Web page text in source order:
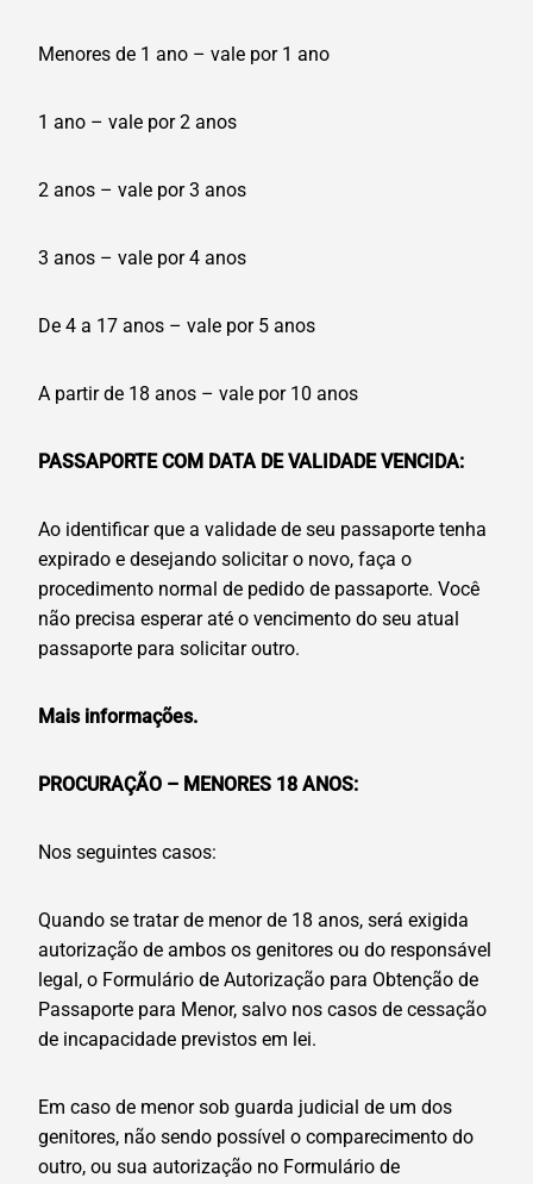
Menores de 1 ano – vale por 1 ano
1 ano – vale por 2 anos
2 anos – vale por 3 anos
3 anos – vale por 4 anos
De 4 a 17 anos – vale por 5 anos
A partir de 18 anos – vale por 10 anos
PASSAPORTE COM DATA DE VALIDADE VENCIDA:
Ao identificar que a validade de seu passaporte tenha
expirado e desejando solicitar o novo, faça o
procedimento normal de pedido de passaporte. Você
não precisa esperar até o vencimento do seu atual
passaporte para solicitar outro.
Mais informações.
PROCURAÇÃO – MENORES 18 ANOS:
Nos seguintes casos:
Quando se tratar de menor de 18 anos, será exigida
autorização de ambos os genitores ou do responsável
legal, o Formulário de Autorização para Obtenção de
Passaporte para Menor, salvo nos casos de cessação
de incapacidade previstos em lei.
Em caso de menor sob guarda judicial de um dos
genitores, não sendo possível o comparecimento do
outro, ou sua autorização no Formulário de